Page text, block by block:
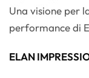
Una visione per
performance di
ELAN